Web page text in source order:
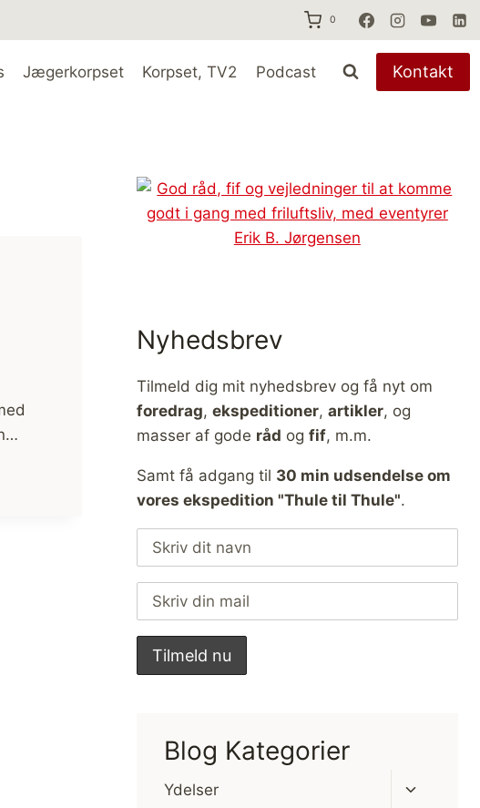
0
Jægerkorpset Korpset, TV2 Podcast Kontakt
Nyhedsbrev
Tilmeld dig mit nyhedsbrev og få nyt om
foredrag, ekspeditioner, artikler, og
masser af gode råd og fif, m.m.
Samt få adgang til 30 min udsendelse om
vores ekspedition "Thule til Thule".
Blog Kategorier
Ydelser
Skift